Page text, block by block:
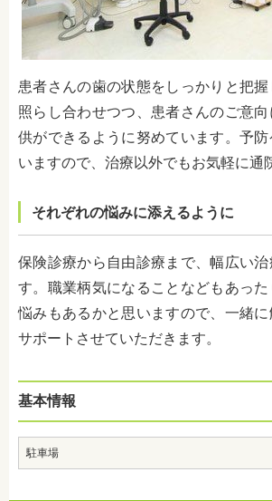
患者さんの歯の状態をしっかりと把
照らし合わせつつ、患者さんのご意
供ができるように努めています。予
いますので、治療以外でもお気軽に通
それぞれの悩みに添えるように
保険診療から自由診療まで、幅広い治
す。職業柄気になることなどもあっ
悩みもあるかと思いますので、一緒
サポートさせていただきます。
基本情報
駐車場